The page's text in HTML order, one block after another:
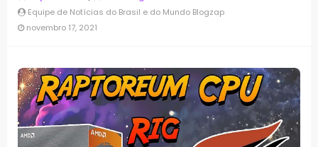
Equipe de Notícias do Brasil e do Mundo Blogzap
novembro 17, 2021